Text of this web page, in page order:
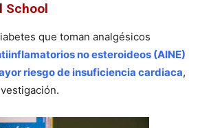
School
que toman analgésicos
no esteroideos (AINE)
riesgo de insuficiencia cardiaca,